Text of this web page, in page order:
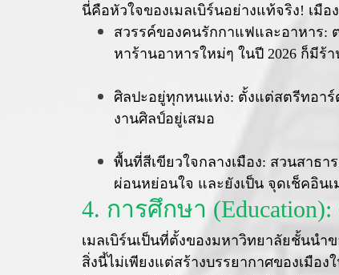
นี่คือหัวใจของเมลเบิร์นอย่างแท้จริง! เมื
สวรรค์ของคนรักกาแฟและอาหาร: ต
หาร้านอาหารใหม่ๆ ในปี 2026 ก็มีร้า
ศิลปะอยู่ทุกหนแห่ง: ตั้งแต่สตรีทอาร์ต
งานศิลป์อยู่เสมอ
พื้นที่สีเขียวใจกลางเมือง: สวนสาธา
ผ่อนหย่อนใจ และยังเป็น จุดเช็คอิน
4. การศึกษา
เมลเบิร์นเป็นที่ตั้งของมหาวิทยาลัยชั้นนำ
สิ่งนี้ไม่เพียงแต่สร้างบรรยากาศของเมื